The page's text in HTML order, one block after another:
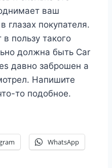
ваш
глазах покупателя.
пользу такого
должна быть Car
давно заброшен а
Напишите
то подобное.
WhatsApp